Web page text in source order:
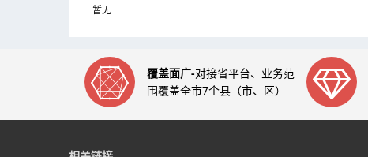
暂无
覆盖面广-对接省平台、业务范
围覆盖全市7个县（市、区）